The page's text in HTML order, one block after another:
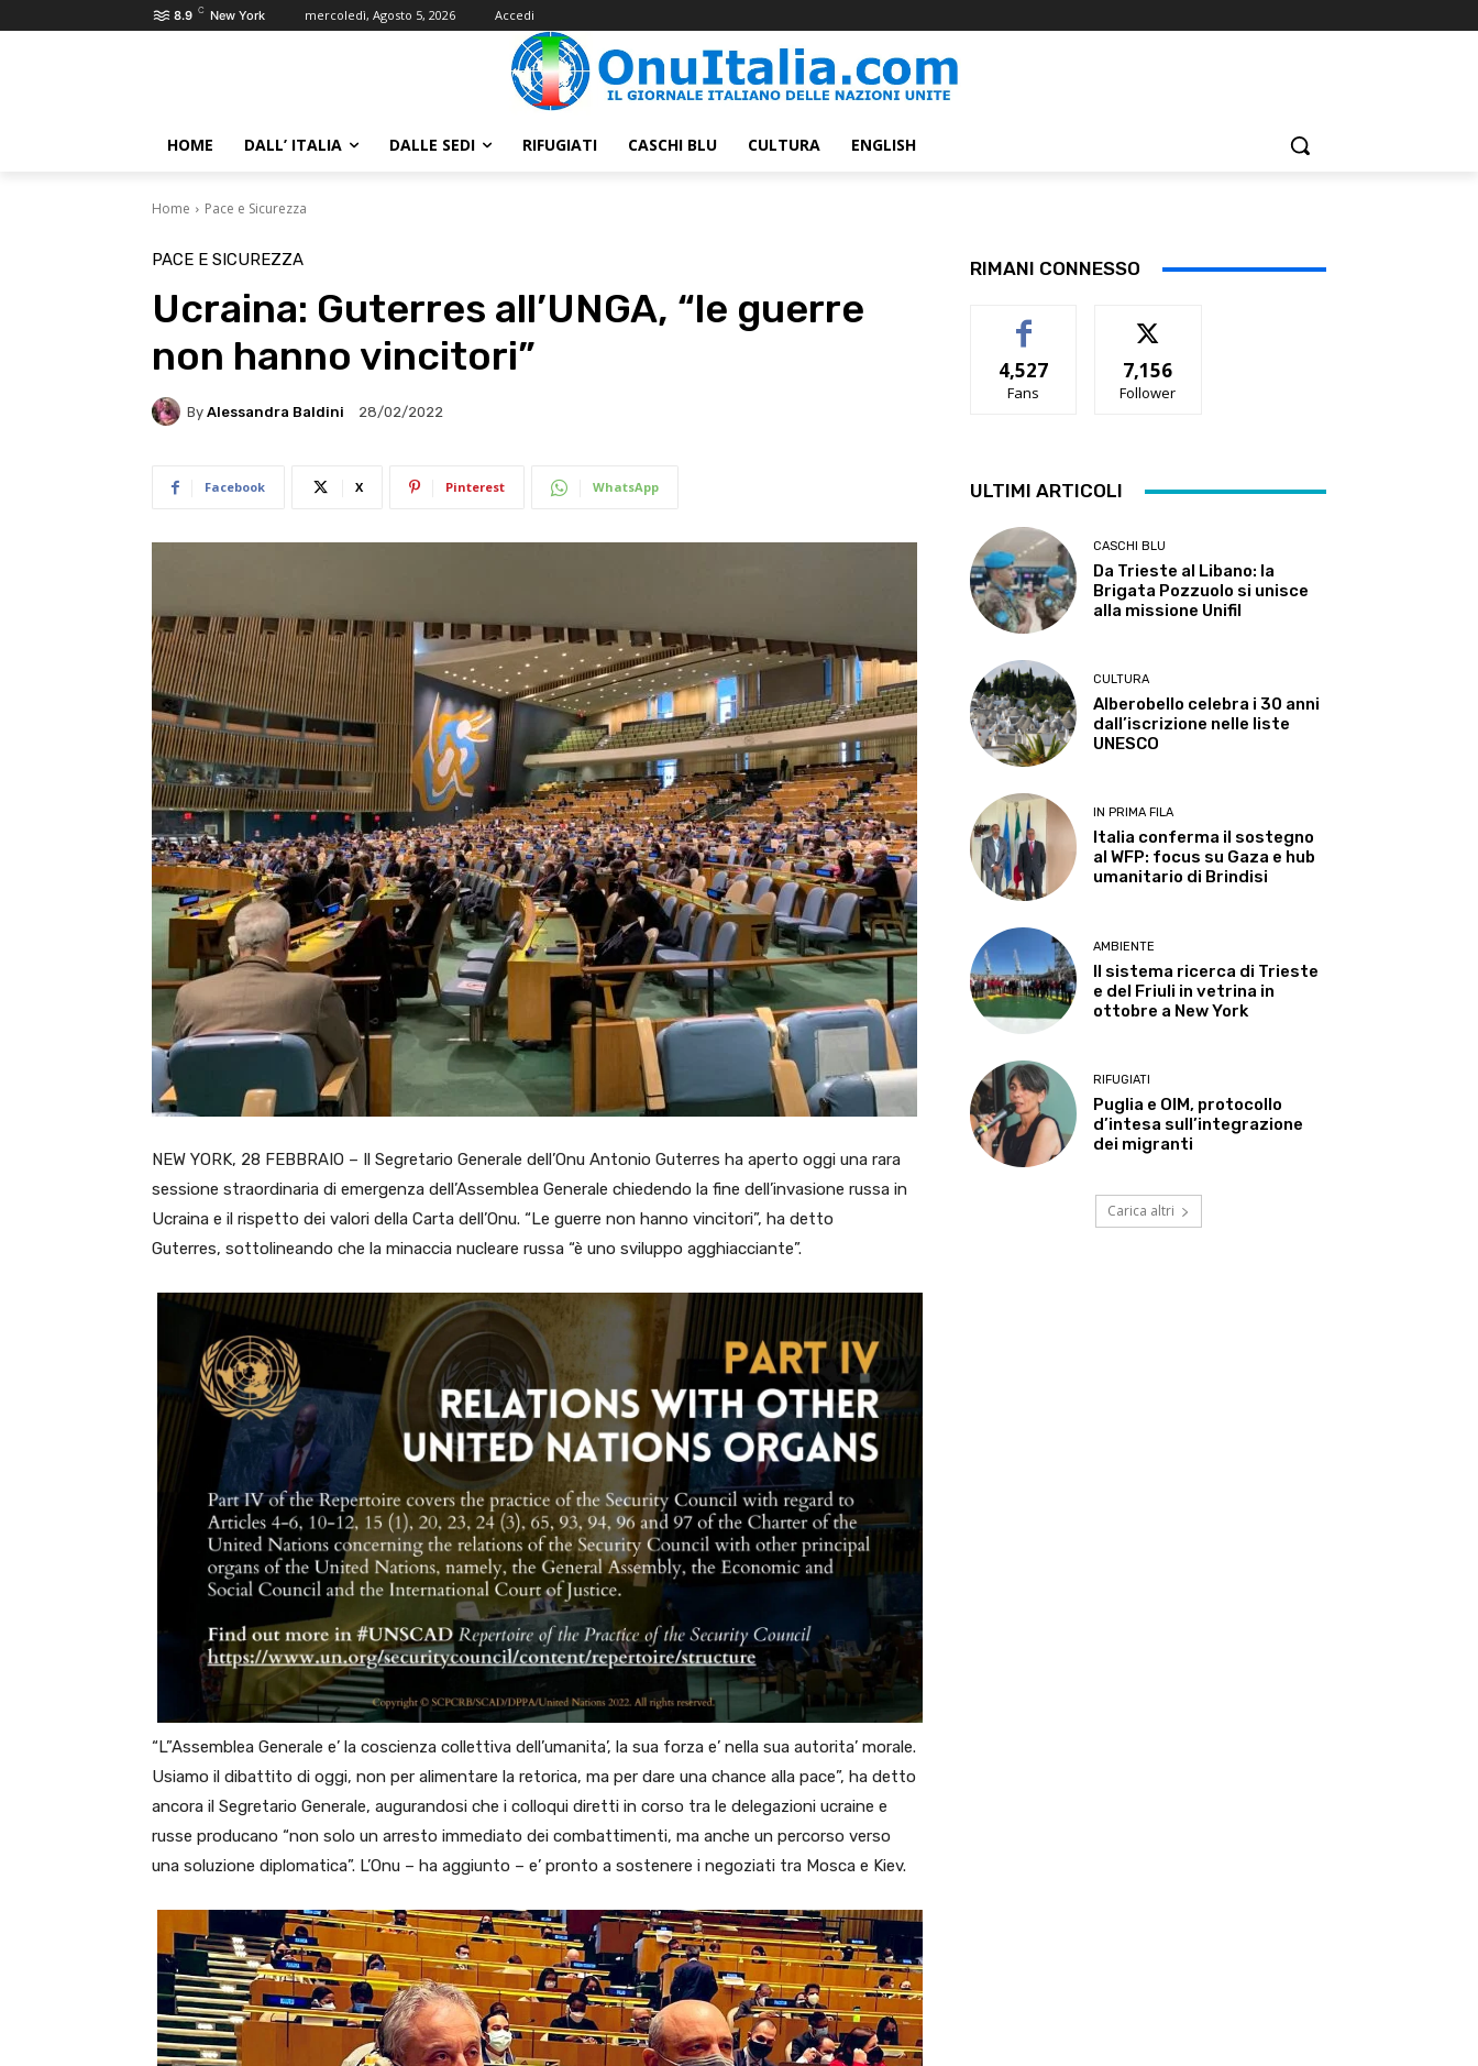
8.9 C New York mercoledì, Agosto 5, 2026 Accedi
HOME DALL’ ITALIA DALLE SEDI RIFUGIATI CASCHI BLU CULTURA ENGLISH
Home Pace e Sicurezza
PACE E SICUREZZA
Ucraina: Guterres all’UNGA, “le guerre
non hanno vincitori”
By Alessandra Baldini 28/02/2022
Facebook X Pinterest WhatsApp
NEW YORK, 28 FEBBRAIO – Il Segretario Generale dell’Onu Antonio Guterres ha aperto oggi una rara
sessione straordinaria di emergenza dell’Assemblea Generale chiedendo la fine dell’invasione russa in
Ucraina e il rispetto dei valori della Carta dell’Onu. “Le guerre non hanno vincitori”, ha detto
Guterres, sottolineando che la minaccia nucleare russa “è uno sviluppo agghiacciante”.
“L”Assemblea Generale e’ la coscienza collettiva dell’umanita’, la sua forza e’ nella sua autorita’ morale.
Usiamo il dibattito di oggi, non per alimentare la retorica, ma per dare una chance alla pace”, ha detto
ancora il Segretario Generale, augurandosi che i colloqui diretti in corso tra le delegazioni ucraine e
russe producano “non solo un arresto immediato dei combattimenti, ma anche un percorso verso
una soluzione diplomatica”. L’Onu – ha aggiunto – e’ pronto a sostenere i negoziati tra Mosca e Kiev.
RIMANI CONNESSO
4,527
Fans
7,156
Follower
ULTIMI ARTICOLI
CASCHI BLU
Da Trieste al Libano: la
Brigata Pozzuolo si unisce
alla missione Unifil
CULTURA
Alberobello celebra i 30 anni
dall’iscrizione nelle liste
UNESCO
IN PRIMA FILA
Italia conferma il sostegno
al WFP: focus su Gaza e hub
umanitario di Brindisi
AMBIENTE
Il sistema ricerca di Trieste
e del Friuli in vetrina in
ottobre a New York
RIFUGIATI
Puglia e OIM, protocollo
d’intesa sull’integrazione
dei migranti
Carica altri